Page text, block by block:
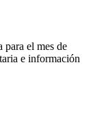
para el mes de
e información